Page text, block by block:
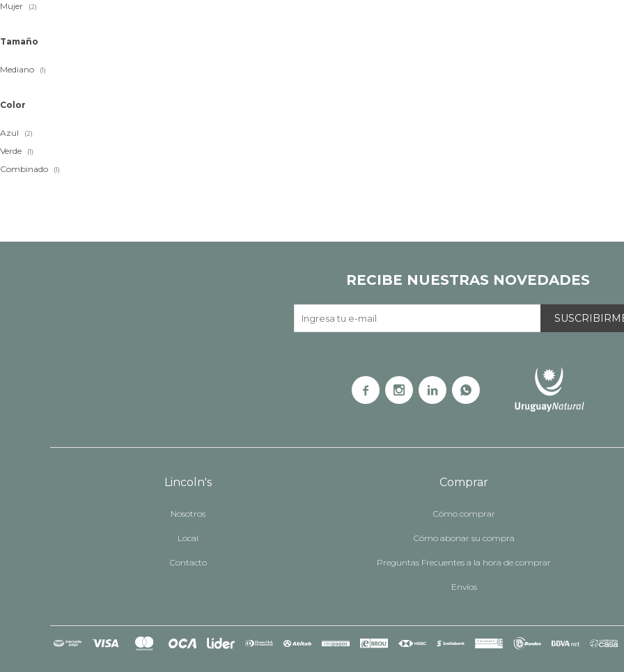
Mujer (2)
Tamaño
Mediano (1)
Color
Azul (2)
Verde (1)
Combinado (1)
Lincoln's
Nosotros
Local
Contacto
Comprar
Cómo comprar
Cómo abonar su compra
Preguntas Frecuentes a la hora de comprar
Envíos
RECIBE NUESTRAS NOVEDADES
   